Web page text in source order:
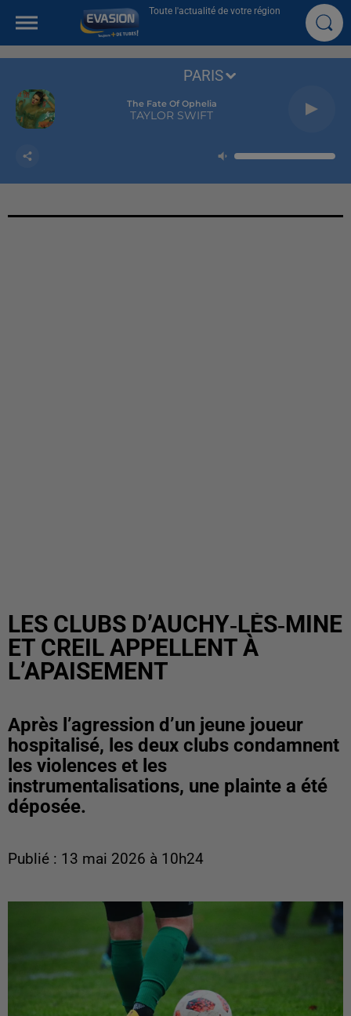
Toute l'actualité de votre région
The Fate Of Ophelia
TAYLOR SWIFT
PARIS
LES CLUBS D’AUCHY‑LÈS‑MINE
ET CREIL APPELLENT À
L’APAISEMENT
Après l’agression d’un jeune joueur
hospitalisé, les deux clubs condamnent
les violences et les
instrumentalisations, une plainte a été
déposée.
Publié : 13 mai 2026 à 10h24